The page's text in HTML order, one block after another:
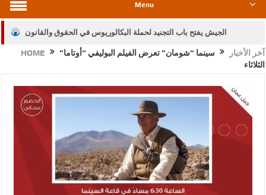
Menu
الجيش يفتح باب التجنيد لحملة البكالوريوس في الحقوق والقانون
بيان اجتماع عمّان:دعم الوصاية الهاشمية التاريخية على المقدسات
الأمن يتلف 16 مليون حبة كبتاجون و1480 كغم مواد مخدرة
النواب يقر مشروع تعديل قانون الملكية العقارية
القاضي يلتقي رؤساء تحرير الصحف اليومية ويؤكد حرص مجلس النواب
على شراكة فاعلة مع الإعلام
دعوة المكلفين بخدمة العلم (الدفعة الثالثة) إلى مراجعة منصة خدمة
HOME آخر الأخبار
سينما “شومان” تعرض الفيلم البوليفي “أوتاما”
الثلاثاء